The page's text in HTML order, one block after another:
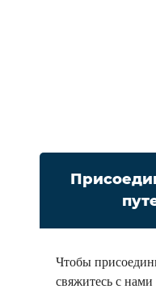
Чтобы
свяжитесь с